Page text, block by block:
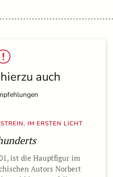
auch
IM ERSTEN LICHT
ist die Hauptfigur im
Autors Norbert